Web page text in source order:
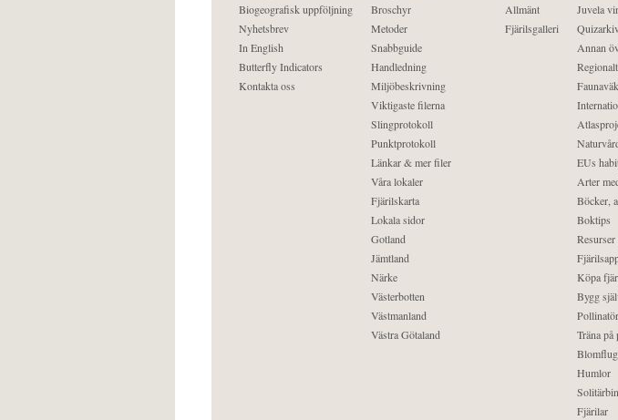
Biogeografisk uppföljning
Nyhetsbrev
In English
Butterfly Indicators
Kontakta oss
Broschyr
Metoder
Snabbguide
Handledning
Miljöbeskrivning
Viktigaste filerna
Slingprotokoll
Punktprotokoll
Länkar & mer filer
Våra lokaler
Fjärilskarta
Lokala sidor
Gotland
Jämtland
Närke
Västerbotten
Västmanland
Västra Götaland
Allmänt
Fjärilsgalleri
Juvela
Annan
Regionalt
EUs
Arter
Böcker,
Boktips
Resurser
Köpa
Bygg
Träna
Humlor
Solitärbin
Fjärilar